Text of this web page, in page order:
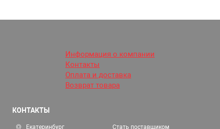
Информация о компании
Контакты
Оплата и доставка
Возврат товара
КОНТАКТЫ
Екатеринбург Стать поставщиком